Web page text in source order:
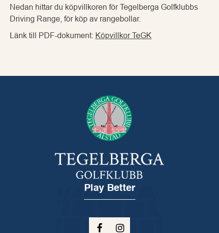
Nedan hittar du köpvillkoren för Tegelberga Golfklubbs
Driving Range, för köp av rangebollar.
Länk till PDF-dokument: Köpvillkor TeGK
Play Better